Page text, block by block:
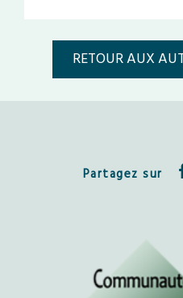
RETOUR AUX